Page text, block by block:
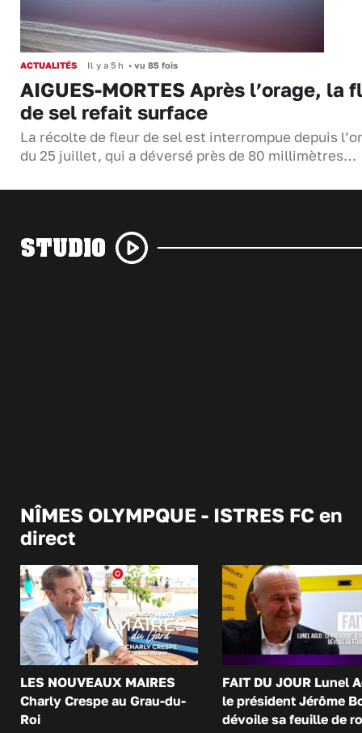
ACTUALITÉS Il y a 5 h • vu 85 fois
AIGUES-MORTES Après l’orage, la
de sel refait surface
La récolte de fleur de sel est interrompue depuis
du 25 juillet, qui a déversé près de 80 millimètres…
STUDIO
NÎMES OLYMPQUE - ISTRES FC en
direct
LES NOUVEAUX MAIRES
Charly Crespe au Grau-du-
Roi
FAIT DU JOUR Lunel
le président Jérôme
dévoile sa feuille de